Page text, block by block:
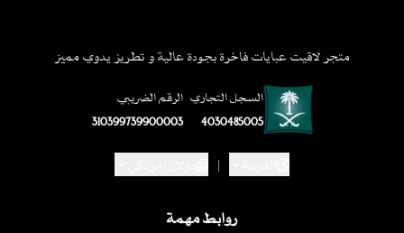
روابط مهمة
متجر لاقيت عبايات فاخرة بجودة عالية و تطريز يدوي مميز
السجل التجاري
4030485005
الرقم الضريبي
310399739900003
|